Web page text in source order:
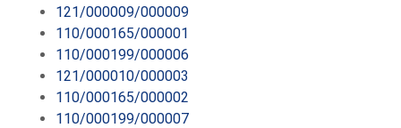
121/000009/000009
110/000165/000001
110/000199/000006
121/000010/000003
110/000165/000002
110/000199/000007